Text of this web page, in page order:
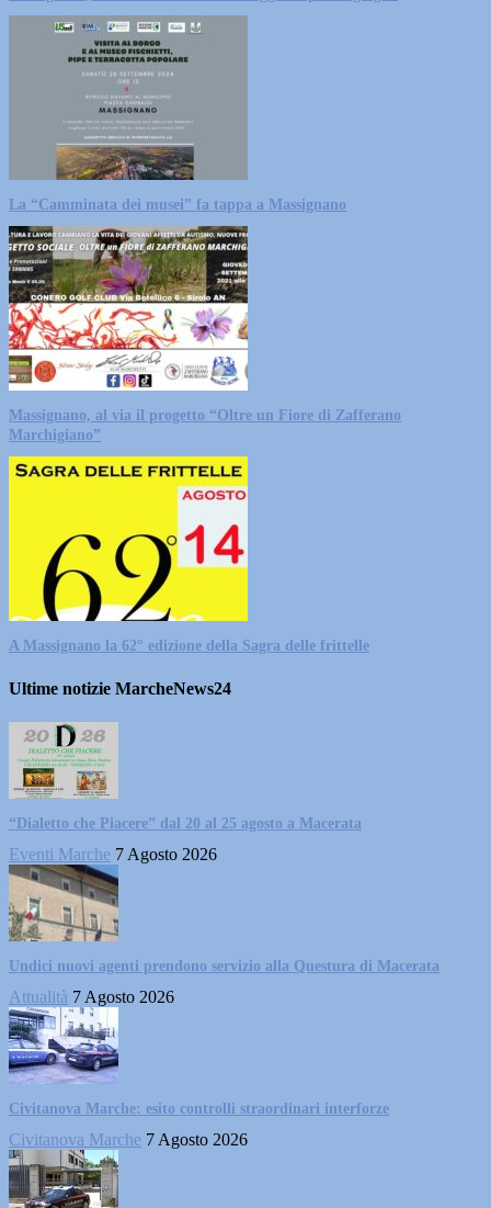
La “Camminata dei musei” fa tappa a Massignano
Massignano, al via il progetto “Oltre un Fiore di Zafferano
Marchigiano”
A Massignano la 62° edizione della Sagra delle frittelle
Ultime notizie MarcheNews24
“Dialetto che Piacere” dal 20 al 25 agosto a Macerata
Eventi Marche 7 Agosto 2026
Undici nuovi agenti prendono servizio alla Questura di Macerata
Attualità 7 Agosto 2026
Civitanova Marche: esito controlli straordinari interforze
Civitanova Marche 7 Agosto 2026